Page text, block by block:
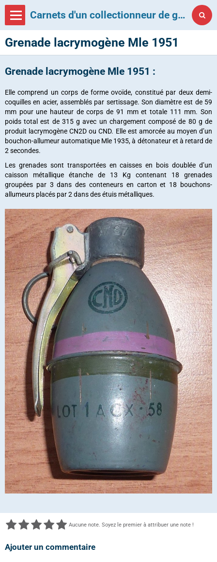
Carnets d'un collectionneur de grenades françaises
Grenade lacrymogène Mle 1951
Grenade lacrymogène Mle 1951 :
Elle comprend un corps de forme ovoïde, constitué par deux demi-
coquilles en acier, assemblés par sertissage. Son diamètre est de 59
mm pour une hauteur de corps de 91 mm et totale 111 mm. Son
poids total est de 315 g avec un chargement composé de 80 g de
produit lacrymogène CN2D ou CND. Elle est amorcée au moyen d’un
bouchon-allumeur automatique Mle 1935, à détonateur et à retard de
2 secondes.
Les grenades sont transportées en caisses en bois doublée d’un
caisson métallique étanche de 13 Kg contenant 18 grenades
groupées par 3 dans des conteneurs en carton et 18 bouchons-
allumeurs placés par 2 dans des étuis métalliques.
Aucune note. Soyez le premier à attribuer une note !
Ajouter un commentaire